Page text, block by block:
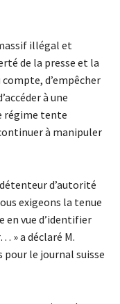
illégal et
de la presse et la
d’empêcher
à une
régime tente
à manipuler
d’autorité
exigeons la tenue
en vue d’identifier
» a déclaré M.
pour le journal suisse